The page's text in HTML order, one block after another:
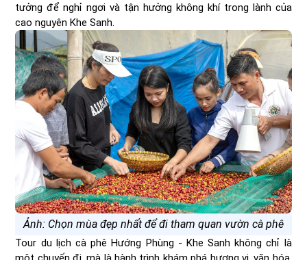
tưởng để nghỉ ngơi và tận hưởng không khí trong lành của
cao nguyên Khe Sanh.
Ảnh: Chọn mùa đẹp nhất để đi tham quan vườn cà phê
Tour du lịch cà phê Hướng Phùng - Khe Sanh không chỉ là